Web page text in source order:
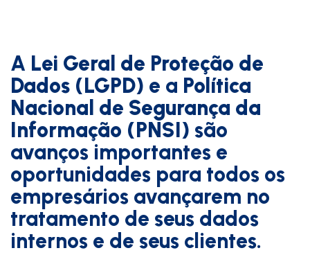
A Lei Geral de Proteção de
Dados (LGPD) e a Política
Nacional de Segurança da
Informação (PNSI) são
avanços importantes e
oportunidades para todos os
empresários avançarem no
tratamento de seus dados
internos e de seus clientes.